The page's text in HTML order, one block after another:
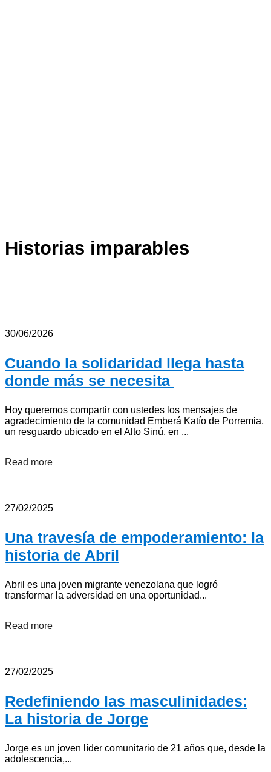
Historias imparables
30/06/2026
Cuando la solidaridad llega hasta
donde más se necesita
Hoy queremos compartir con ustedes los mensajes de
agradecimiento de la comunidad Emberá Katío de Porremia,
un resguardo ubicado en el Alto Sinú, en ...
Read more
27/02/2025
Una travesía de empoderamiento: la
historia de Abril
Abril es una joven migrante venezolana que logró
transformar la adversidad en una oportunidad...
Read more
27/02/2025
Redefiniendo las masculinidades:
La historia de Jorge
Jorge es un joven líder comunitario de 21 años que, desde la
adolescencia,...